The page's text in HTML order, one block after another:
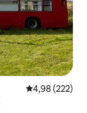
4,98 de uma
4,98 (222)